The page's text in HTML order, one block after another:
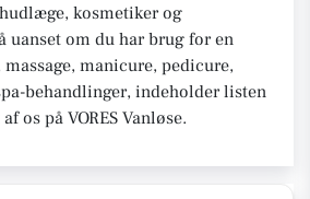
kosmetiker og
uanset om du har brug for en
manicure, pedicure,
behandlinger, indeholder listen
os på VORES Vanløse.